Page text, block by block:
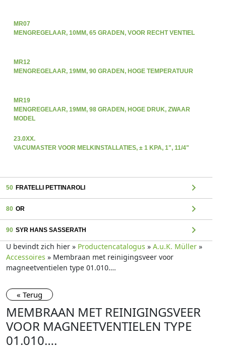
MR07
MENGREGELAAR, 10MM, 65 GRADEN, VOOR RECHT VENTIEL
MR12
MENGREGELAAR, 19MM, 90 GRADEN, HOGE TEMPERATUUR
MR19
MENGREGELAAR, 19MM, 98 GRADEN, HOGE DRUK, ZWAAR
MODEL
23.0XX.
VACUMASTER VOOR MELKINSTALLATIES, ± 1 KPA, 1", 11/4"
50 FRATELLI PETTINAROLI chevron_right
80 OR chevron_right
90 SYR HANS SASSERATH chevron_right
U bevindt zich hier » Productencatalogus » A.u.K. Müller »
Accessoires » Membraan met reinigingsveer voor
magneetventielen type 01.010….
« Terug
MEMBRAAN MET REINIGINGSVEER
VOOR MAGNEETVENTIELEN TYPE
01.010….